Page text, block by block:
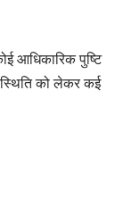
आधिकारिक पुष्टि
को लेकर कई